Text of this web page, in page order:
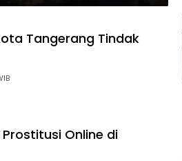
Tangerang Tindak
Online di